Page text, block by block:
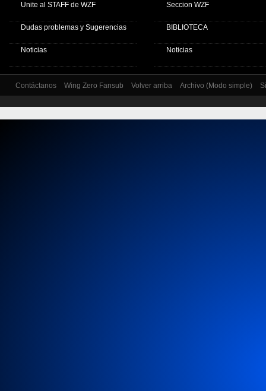
Unite al STAFF de WZF
Dudas problemas y Sugerencias
Noticias
Seccion WZF
BIBLIOTECA
Noticias
Contáctanos Wing Zero Fansub Volver arriba Archivo (Modo simple)